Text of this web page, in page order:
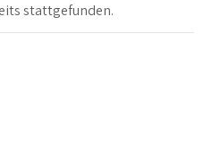
stattgefunden.